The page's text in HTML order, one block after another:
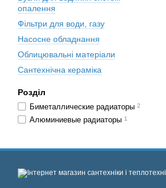
опалення
Фільтри для води, газу
Насосне обладнання
Облицювальні матеріали
Сантехнічна кераміка
Розділ
Биметаллические радиаторы 2
Алюминиевые радиаторы 1